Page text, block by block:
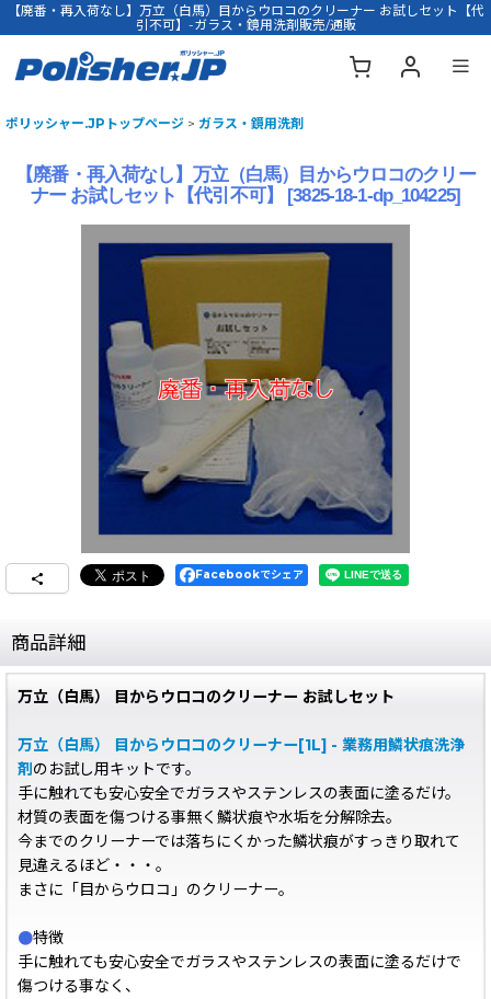
【廃番・再入荷なし】万立（白馬）目からウロコのクリーナー お試しセット【代
引不可】-ガラス・鏡用洗剤販売/通販
ポリッシャー.JPトップページ > ガラス・鏡用洗剤
【廃番・再入荷なし】万立（白馬）目からウロコのクリー
ナー お試しセット【代引不可】
[3825-18-1-dp_104225]
Facebookでシェア
商品詳細
万立（白馬） 目からウロコのクリーナー お試しセット
万立（白馬） 目からウロコのクリーナー[1L] - 業務用鱗状痕洗浄
剤のお試し用キットです。
手に触れても安心安全でガラスやステンレスの表面に塗るだけ。
材質の表面を傷つける事無く鱗状痕や水垢を分解除去。
今までのクリーナーでは落ちにくかった鱗状痕がすっきり取れて
見違えるほど・・・。
まさに「目からウロコ」のクリーナー。
●特徴
手に触れても安心安全でガラスやステンレスの表面に塗るだけで
傷つける事なく、